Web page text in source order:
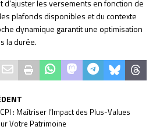
d’ajuster les versements en fonction de
plafonds disponibles et du contexte
dynamique garantit une optimisation
la durée.
: Maîtriser l’Impact des Plus-Values
Votre Patrimoine